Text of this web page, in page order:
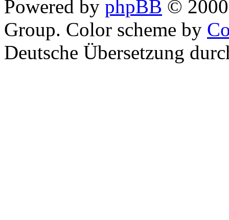
Powered by phpBB ©
Group. Color scheme by
Deutsche Übersetzung